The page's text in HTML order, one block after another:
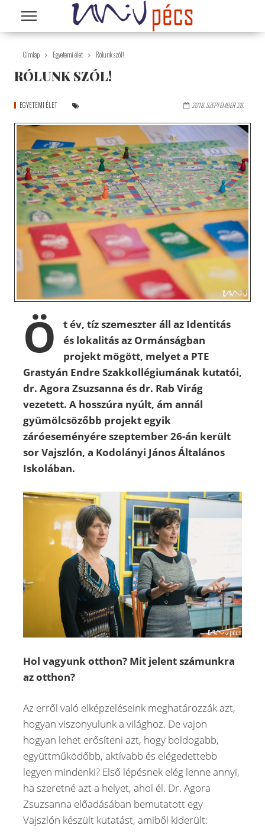
Ugrás a tartalomra
Címlap Egyetemi élet Rólunk szól!
RÓLUNK SZÓL!
EGYETEMI ÉLET 2018. SZEPTEMBER 28.
Ö
t év, tíz szemeszter áll az Identitás
és lokalitás az Ormánságban
projekt mögött, melyet a PTE
Grastyán Endre Szakkollégiumának kutatói,
dr. Agora Zsuzsanna és dr. Rab Virág
vezetett. A hosszúra nyúlt, ám annál
gyümölcsözőbb projekt egyik
záróeseményére szeptember 26-án került
sor Vajszlón, a Kodolányi János Általános
Iskolában.
Hol vagyunk otthon? Mit jelent számunkra
az otthon?
Az erről való elképzeléseink meghatározzák azt,
hogyan viszonyulunk a világhoz. De vajon
hogyan lehet erősíteni azt, hogy boldogabb,
együttműködőbb, aktívabb és elégedettebb
legyen mindenki? Első lépésnek elég lenne annyi,
ha szeretné azt a helyet, ahol él. Dr. Agora
Zsuzsanna előadásában bemutatott egy
Vajszlón készült kutatást, amiből kiderült: